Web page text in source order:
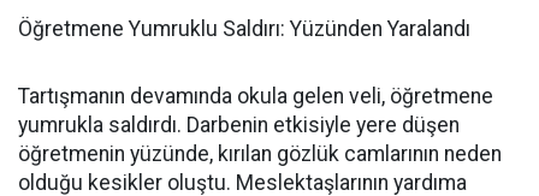
Öğretmene Yumruklu Saldırı: Yüzünden Yaralandı
Tartışmanın devamında okula gelen veli, öğretmene
yumrukla saldırdı. Darbenin etkisiyle yere düşen
öğretmenin yüzünde, kırılan gözlük camlarının neden
olduğu kesikler oluştu. Meslektaşlarının yardıma